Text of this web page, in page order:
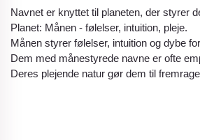
Navnet er knyttet til planeten, der styrer
Planet: Månen - følelser, intuition, pleje.
Månen styrer følelser, intuition og dybe
Dem med månestyrede navne er ofte
Deres plejende natur gør dem til